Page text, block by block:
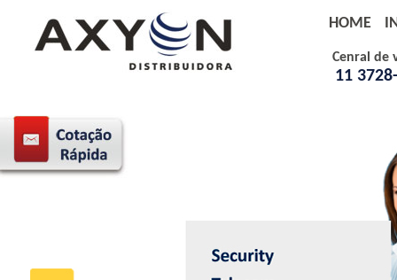
Cenral de
11
HOME